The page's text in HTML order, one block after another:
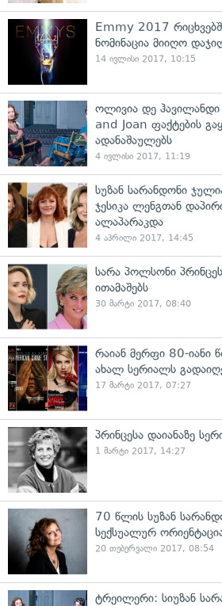
Emmy 2017
ნომინაცია მიიღო
14 ივლისი 2017, 10:15
ოლივია დე
and Joan ფაქტების
ადანაშაულებს
4 ივლისი 2017, 11:19
სუზან სარანდონი
ჯესიკა ლენგთან
ალაპარაკდა
4 აპრილი 2017, 14:45
სარა პოლსონი
ითამაშებს
30 მარტი 2017, 08:40
რაიან მერფი 80-იანი
ახალ სერიალს
17 მარტი 2017, 07:27
პრინცესა დაიანაზე
1 მარტი 2017, 14:27
70 წლის სუზან
სექსუალურ
20 თებერვალი 2017, 08:54
ტრეილერი: სიუზან